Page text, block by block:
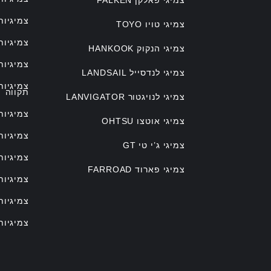
צמיגי טויו TOYO
צמיגי הנקוק HANKOOK
צמיגי לנדסייל LANDSAIL
צמיגי לנויגטור LANVIGATOR
צמיגי אוטצו OHTSU
צמיגי ג’י טי GT
צמיגי פארוד FARROAD
תקווה